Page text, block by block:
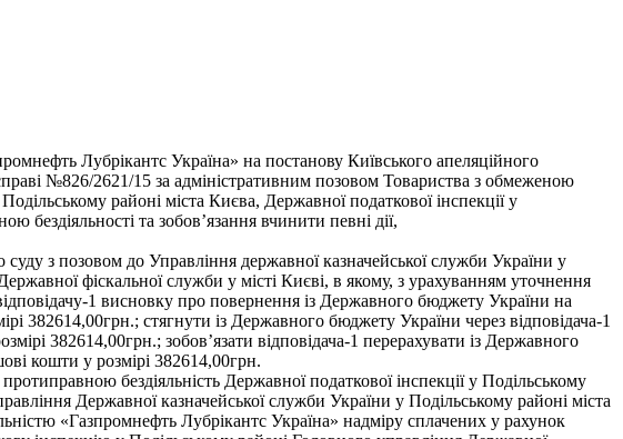
Лубрікантс Україна» на постанову Київського апеляційного
№826/2621/15 за адміністративним позовом Товариства з обмеженою
районі міста Києва, Державної податкової інспекції у
бездіяльності та зобов’язання вчинити певні дії,
з позовом до Управління державної казначейської служби України у
фіскальної служби у місті Києві, в якому, з урахуванням уточнення
1 висновку про повернення із Державного бюджету України на
382614,00грн.; стягнути із Державного бюджету України через відповідача-1
382614,00грн.; зобов’язати відповідача-1 перерахувати із Державного
кошти у розмірі 382614,00грн.
бездіяльність Державної податкової інспекції у Подільському
Державної казначейської служби України у Подільському районі міста
«Газпромнефть Лубрікантс Україна» надміру сплачених у рахунок